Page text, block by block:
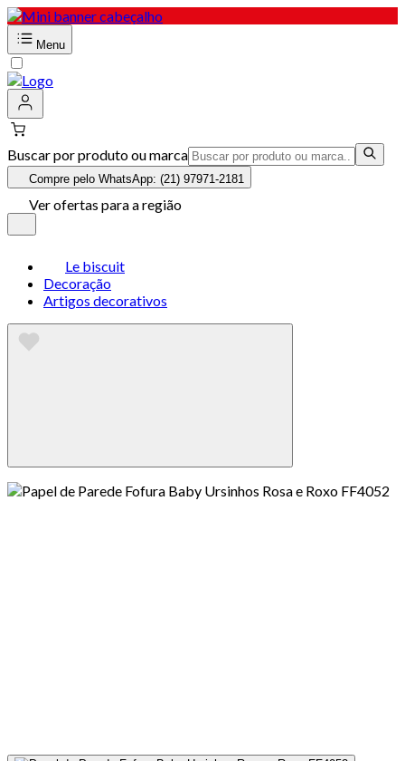
Menu
Buscar por produto ou marca
Compre pelo WhatsApp: (21) 97971-2181
Ver ofertas para a região
Le biscuit
Decoração
Artigos decorativos